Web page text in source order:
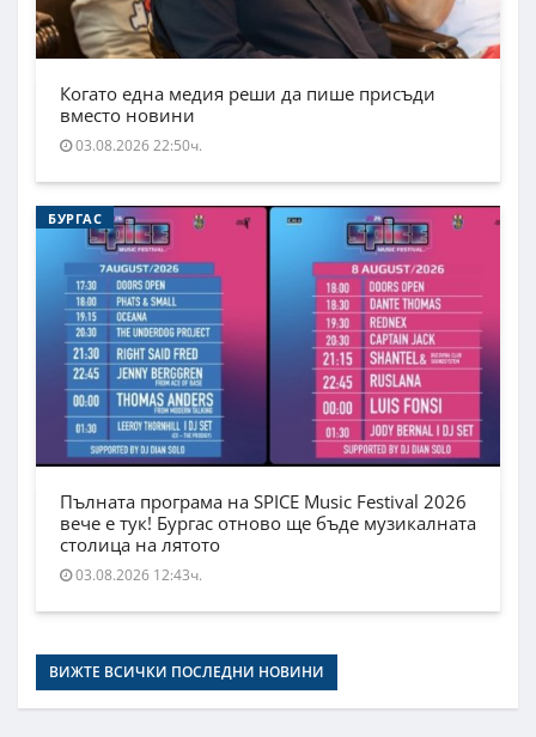
Когато една медия реши да пише присъди
вместо новини
03.08.2026 22:50ч.
БУРГАС
Пълната програма на SPICE Music Festival 2026
вече е тук! Бургас отново ще бъде музикалната
столица на лятото
03.08.2026 12:43ч.
ВИЖТЕ ВСИЧКИ ПОСЛЕДНИ НОВИНИ